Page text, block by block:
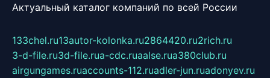
Актуальный каталог компаний по всей России
133chel.ru13autor-kolonka.ru2864420.ru2rich.ru
3-d-file.ru3d-file.rua-cdc.ruaalse.rua380club.ru
airgungames.ruaccounts-112.ruadler-jun.ruadonyev.ru